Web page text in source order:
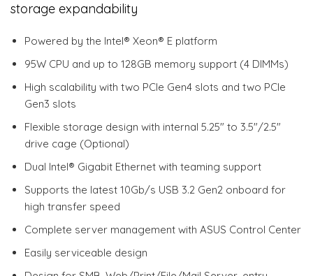
storage expandability
Powered by the Intel® Xeon® E platform
95W CPU and up to 128GB memory support (4 DIMMs)
High scalability with two PCIe Gen4 slots and two PCIe
Gen3 slots
Flexible storage design with internal 5.25″ to 3.5″/2.5″
drive cage (Optional)
Dual Intel® Gigabit Ethernet with teaming support
Supports the latest 10Gb/s USB 3.2 Gen2 onboard for
high transfer speed
Complete server management with ASUS Control Center
Easily serviceable design